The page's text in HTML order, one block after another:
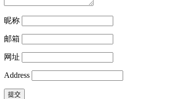
昵称
邮箱
网址
Address
提交